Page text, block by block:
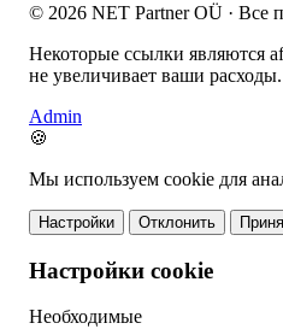
© 2026 NET Partner OÜ · Все
Некоторые ссылки являются
не увеличивает ваши расходы.
Admin
🍪
Мы используем cookie для
Настройки Отклонить
Настройки cookie
Необходимые